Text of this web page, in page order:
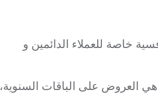
خاصة للعملاء الدائمين و
العروض على الباقات السنوية،